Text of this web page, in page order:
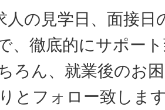
人の見学日、面接日
、徹底的にサポー
ろん、就業後のお
とフォロー致しま